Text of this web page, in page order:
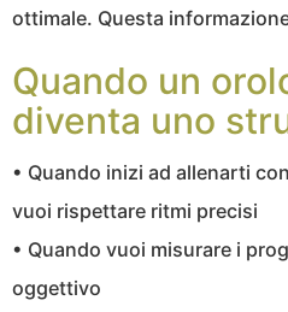
ottimale. Questa
Quando un
diventa uno
• Quando inizi ad allenarti
vuoi rispettare ritmi precisi
• Quando vuoi misurare i
oggettivo